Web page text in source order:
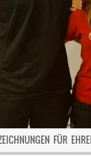
FÜR